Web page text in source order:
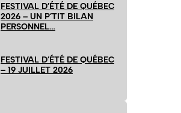
FESTIVAL D’ÉTÉ DE QUÉBEC
2026 – UN P’TIT BILAN
PERSONNEL…
FESTIVAL D’ÉTÉ DE QUÉBEC
– 19 JUILLET 2026